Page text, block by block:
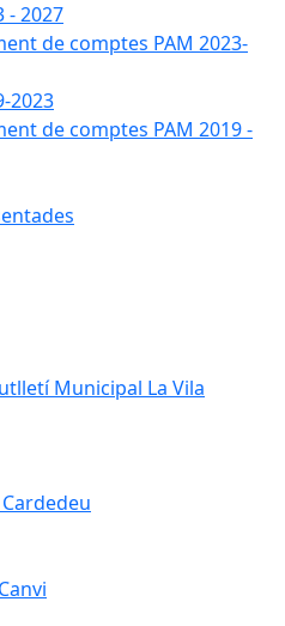
- 2027
de comptes PAM 2023-
2023
de comptes PAM 2019 -
Municipal La Vila